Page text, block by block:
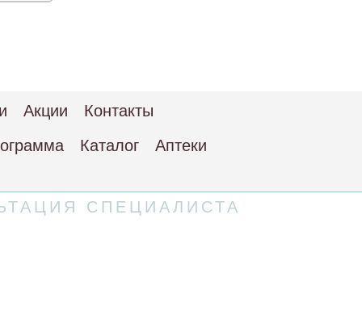
Акции
Контакты
Каталог Аптеки
СПЕЦИАЛИСТА